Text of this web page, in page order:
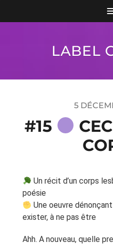
LABEL
5
#15
Un récit d’un corps
poésie
Une oeuvre
exister, à ne pas être
Ahh. A nouveau, quelle